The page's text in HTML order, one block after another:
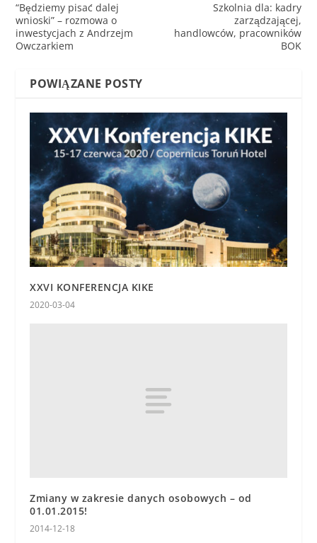
“Będziemy pisać dalej
wnioski” – rozmowa o
inwestycjach z Andrzejm
Owczarkiem
Szkolnia dla: kadry
zarządzającej,
handlowców, pracowników
BOK
POWIĄZANE POSTY
XXVI KONFERENCJA KIKE
2020-03-04
Zmiany w zakresie danych osobowych – od
01.01.2015!
2014-12-18